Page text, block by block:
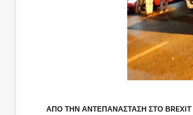
ΑΠΟ ΤΗΝ ΑΝΤΕΠΑΝΑΣΤΑΣΗ ΣΤΟ Β